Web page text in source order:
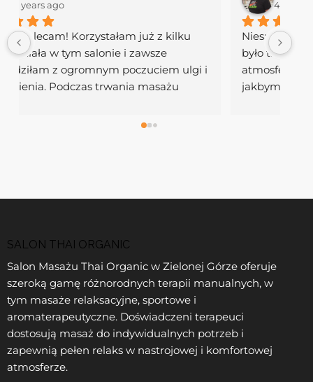
Polecam w 100%! Cudowne miejsce na
mapie Zielonej Góry! Miejsce zadbane i
bardzo czyste. Masażystki to perfekcjonistki.
Masaż został idealnie dobrany do moich
treningach. Na pewno będę stałym
SALON THAI ORGANIC
Salon Masażu Thai Organic w Zielonej Górze oferuje
szeroką gamę różnorodnych terapii manualnych, w
tym masaże relaksacyjne, sportowe i
aromaterapeutyczne. Doświadczeni terapeuci
dostosują masaż do indywidualnych potrzeb i
zapewnią pełen relaks w nastrojowej i komfortowej
atmosferze.